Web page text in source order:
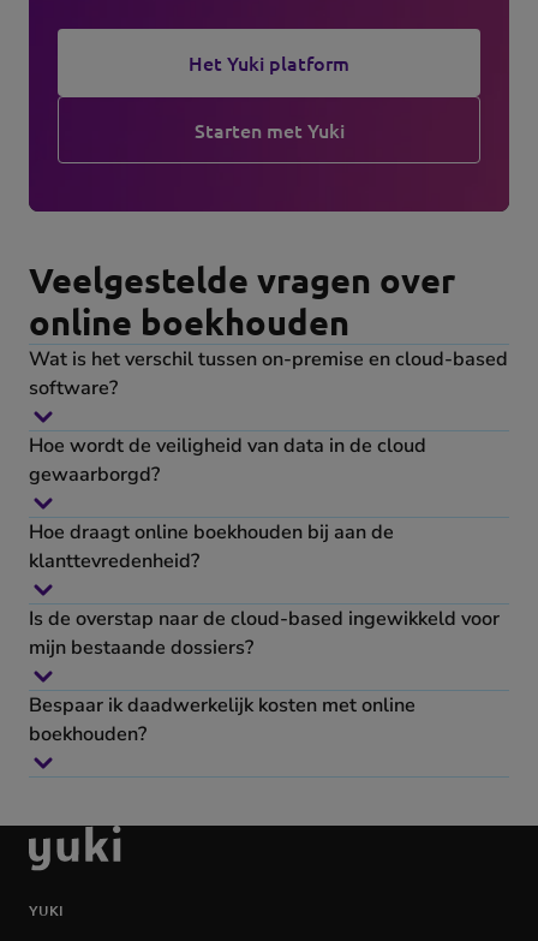
Het Yuki platform
Starten met Yuki
Veelgestelde vragen over
online boekhouden
Wat is het verschil tussen on-premise en cloud-based
software?
Hoe wordt de veiligheid van data in de cloud
gewaarborgd?
Hoe draagt online boekhouden bij aan de
klanttevredenheid?
Is de overstap naar de cloud-based ingewikkeld voor
mijn bestaande dossiers?
Bespaar ik daadwerkelijk kosten met online
boekhouden?
Ga
naar
homepage
YUKI